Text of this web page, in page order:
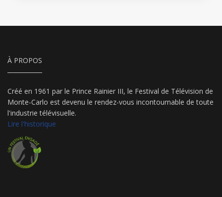
À PROPOS
Créé en 1961 par le Prince Rainier III, le Festival de Télévision de
Monte-Carlo est devenu le rendez-vous incontournable de toute
l'industrie télévisuelle.
Lire l'historique